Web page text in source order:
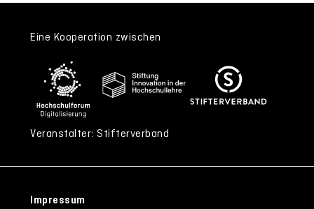
Eine Kooperation zwischen
Veranstalter: Stifterverband
Impressum